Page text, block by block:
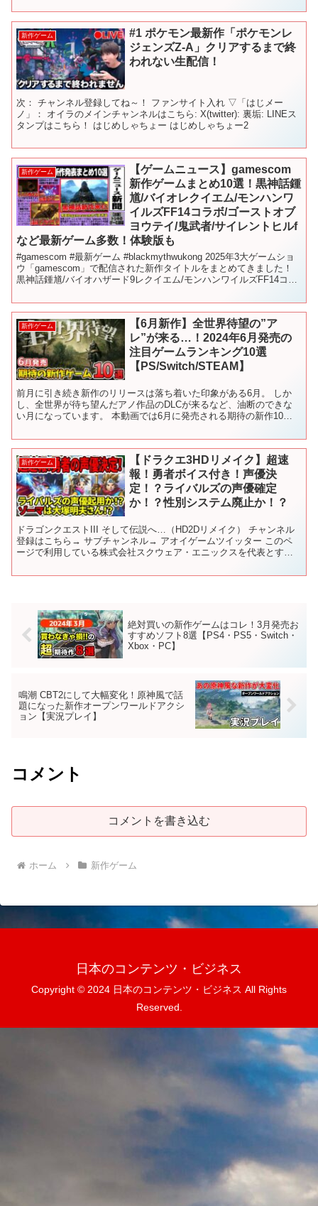
新作ゲーム
#1 ポケモン最新作「ポケモンレ
ジェンズZ-A」クリアするまで終
われない生配信！
次： チャンネル登録してね～！ ファンサイト入れ ▽「はじメー
ノ」： オイラのメインチャンネルはこちら: X(twitter): 裏垢: LINEス
タンプはこちら！ はじめしゃちょー はじめしゃちょー2
新作ゲーム
【ゲームニュース】gamescom
新作ゲームまとめ10選！黒神話鍾
馗/バイオレクイエム/モンハンワ
イルズFF14コラボ/ゴーストオブ
ヨウテイ/鬼武者/サイレントヒルf
など最新ゲーム多数！体験版も
#gamescom #最新ゲーム #blackmythwukong 2025年3大ゲームショ
ウ「gamescom」で配信された新作タイトルをまとめてきました！
黒神話鍾馗/バイオハザード9レクイエム/モンハンワイルズFF14コラ
新作ゲーム
【6月新作】全世界待望の”ア
レ”が来る…！2024年6月発売の
注目ゲームランキング10選
【PS/Switch/STEAM】
前月に引き続き新作のリリースは落ち着いた印象がある6月。 しか
し、全世界が待ち望んだアノ作品のDLCが来るなど、油断のできな
い月になっています。 本動画では6月に発売される期待の新作10タ
新作ゲーム
【ドラクエ3HDリメイク】超速
報！勇者ボイス付き！声優決
定！？ライバルズの声優確定
か！？性別システム廃止か！？
ドラゴンクエストIII そして伝説へ…（HD2Dリメイク） チャンネル
登録はこちら→ サブチャンネル→ アオイゲームツイッター このペ
ージで利用している株式会社スクウェア・エニックスを代表とする
絶対買いの新作ゲームはコレ！3月発売お
すすめソフト8選【PS4・PS5・Switch・
Xbox・PC】
鳴潮 CBT2にして大幅変化！原神風で話
題になった新作オープンワールドアクシ
ョン【実況プレイ】
コメント
コメントを書き込む
ホーム 新作ゲーム
日本のコンテンツ・ビジネス
Copyright © 2024 日本のコンテンツ・ビジネス All Rights
Reserved.